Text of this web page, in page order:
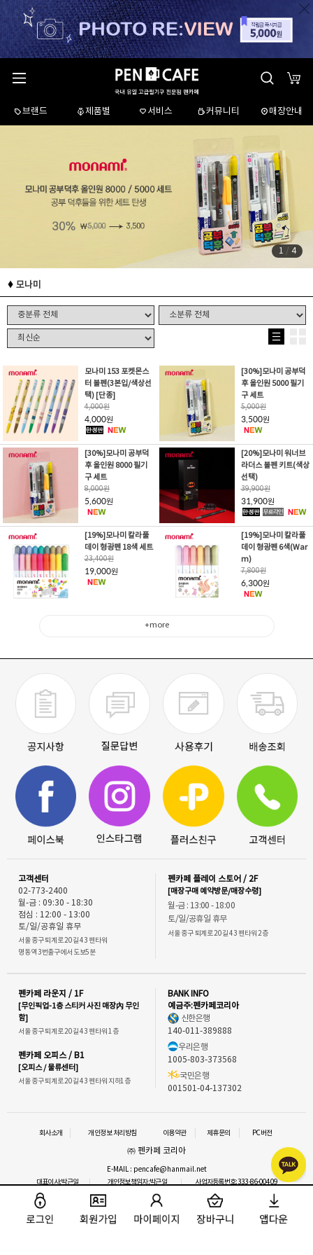
브랜드 제품별 서비스 커뮤니티 매장안내
1 / 4
모나미
모나미 153 포켓몬스
터 볼펜(3본입/색상선
택) [단종]
4,000원
4,000원
[30%]모나미 공부덕
후 올인원 5000 필기
구 세트
5,000원
3,500원
[30%]모나미 공부덕
후 올인원 8000 필기
구 세트
8,000원
5,600원
[20%]모나미 워너브
라더스 볼펜 키트(색상
선택)
39,900원
31,900원
[19%]모나미 칼라풀
데이 형광펜 18색 세트
23,400원
19,000원
[19%]모나미 칼라풀
데이 형광펜 6색(War
m)
7,800원
6,300원
+more
고객센터
02-773-2400
월-금 : 09:30 - 18:30
점심 : 12:00 - 13:00
토/일/공휴일 휴무
서울 중구 퇴계로 20길 43 펜타워
명동역 3번출구에서 도보5분
펜카페 플레이 스토어 / 2F
[매장구매 예약방문/매장수령]
월-금 : 13:00 - 18:00
토/일/공휴일 휴무
서울 중구 퇴계로 20길 43 펜타워 2층
펜카페 라운지 / 1F
[무인픽업-1층 스티커 사진 매장內 무인
함]
서울 중구 퇴계로 20길 43 펜타워 1층
펜카페 오피스 / B1
[오피스 / 물류센터]
서울 중구 퇴계로 20길 43 펜타워 지하1층
BANK INFO
예금주:펜카페코리아
신한은행
140-011-389888
우리은행
1005-803-373568
국민은행
001501-04-137302
회사소개 개인정보 처리방침 이용약관 제휴문의 PC버전
㈜ 펜카페 코리아
E-MAIL : pencafe@hanmail.net
대표이사:박근일
개인정보책임자:박근일
사업자등록번호:333-86-00409
통신판매업신고 : 2016-서울중구-1292
사업자정보확인 이메일 문의